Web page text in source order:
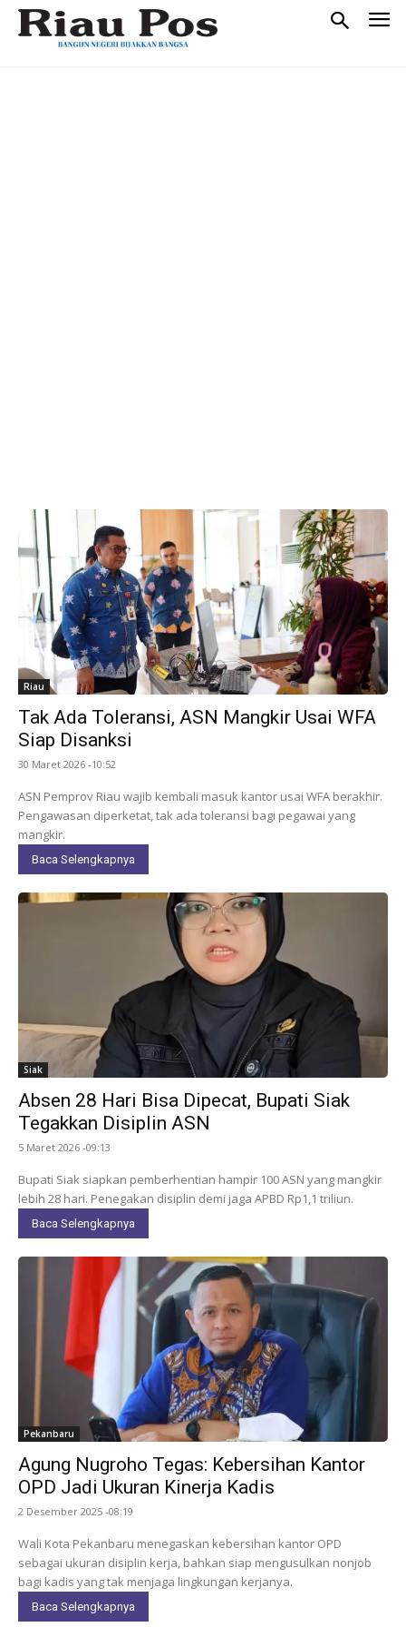
Riau
Tak Ada Toleransi, ASN Mangkir Usai WFA
Siap Disanksi
30 Maret 2026 -10:52
ASN Pemprov Riau wajib kembali masuk kantor usai WFA berakhir.
Pengawasan diperketat, tak ada toleransi bagi pegawai yang
mangkir.
Baca Selengkapnya
Siak
Absen 28 Hari Bisa Dipecat, Bupati Siak
Tegakkan Disiplin ASN
5 Maret 2026 -09:13
Bupati Siak siapkan pemberhentian hampir 100 ASN yang mangkir
lebih 28 hari. Penegakan disiplin demi jaga APBD Rp1,1 triliun.
Baca Selengkapnya
Pekanbaru
Agung Nugroho Tegas: Kebersihan Kantor
OPD Jadi Ukuran Kinerja Kadis
2 Desember 2025 -08:19
Wali Kota Pekanbaru menegaskan kebersihan kantor OPD
sebagai ukuran disiplin kerja, bahkan siap mengusulkan nonjob
bagi kadis yang tak menjaga lingkungan kerjanya.
Baca Selengkapnya